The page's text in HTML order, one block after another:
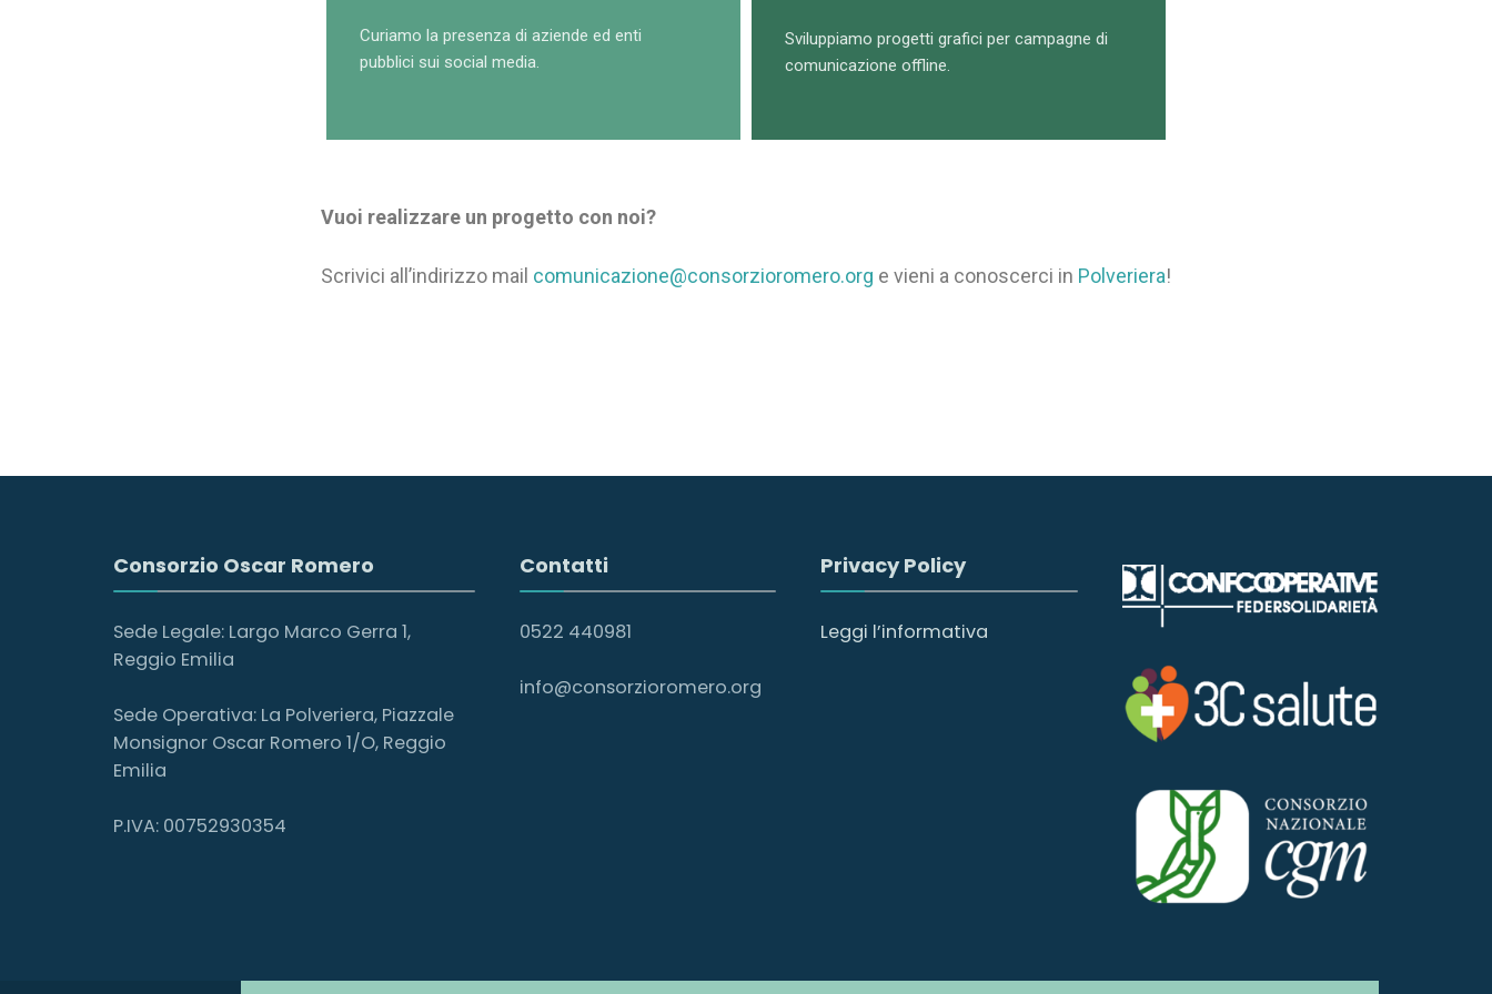
Curiamo la presenza di aziende ed enti
pubblici sui social media.
Sviluppiamo progetti grafici per campagne di
comunicazione offline.
Vuoi realizzare un progetto con noi?
Scrivici all’indirizzo mail comunicazione@consorzioromero.org e vieni a conoscerci in Polveriera!
Consorzio Oscar Romero
Sede Legale: Largo Marco Gerra 1,
Reggio Emilia
Sede Operativa: La Polveriera, Piazzale
Monsignor Oscar Romero 1/O, Reggio
Emilia
P.IVA: 00752930354
Contatti
0522 440981
info@consorzioromero.org
Privacy Policy
Leggi l’informativa